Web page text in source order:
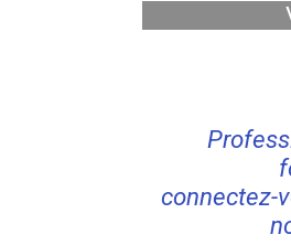
connectez-